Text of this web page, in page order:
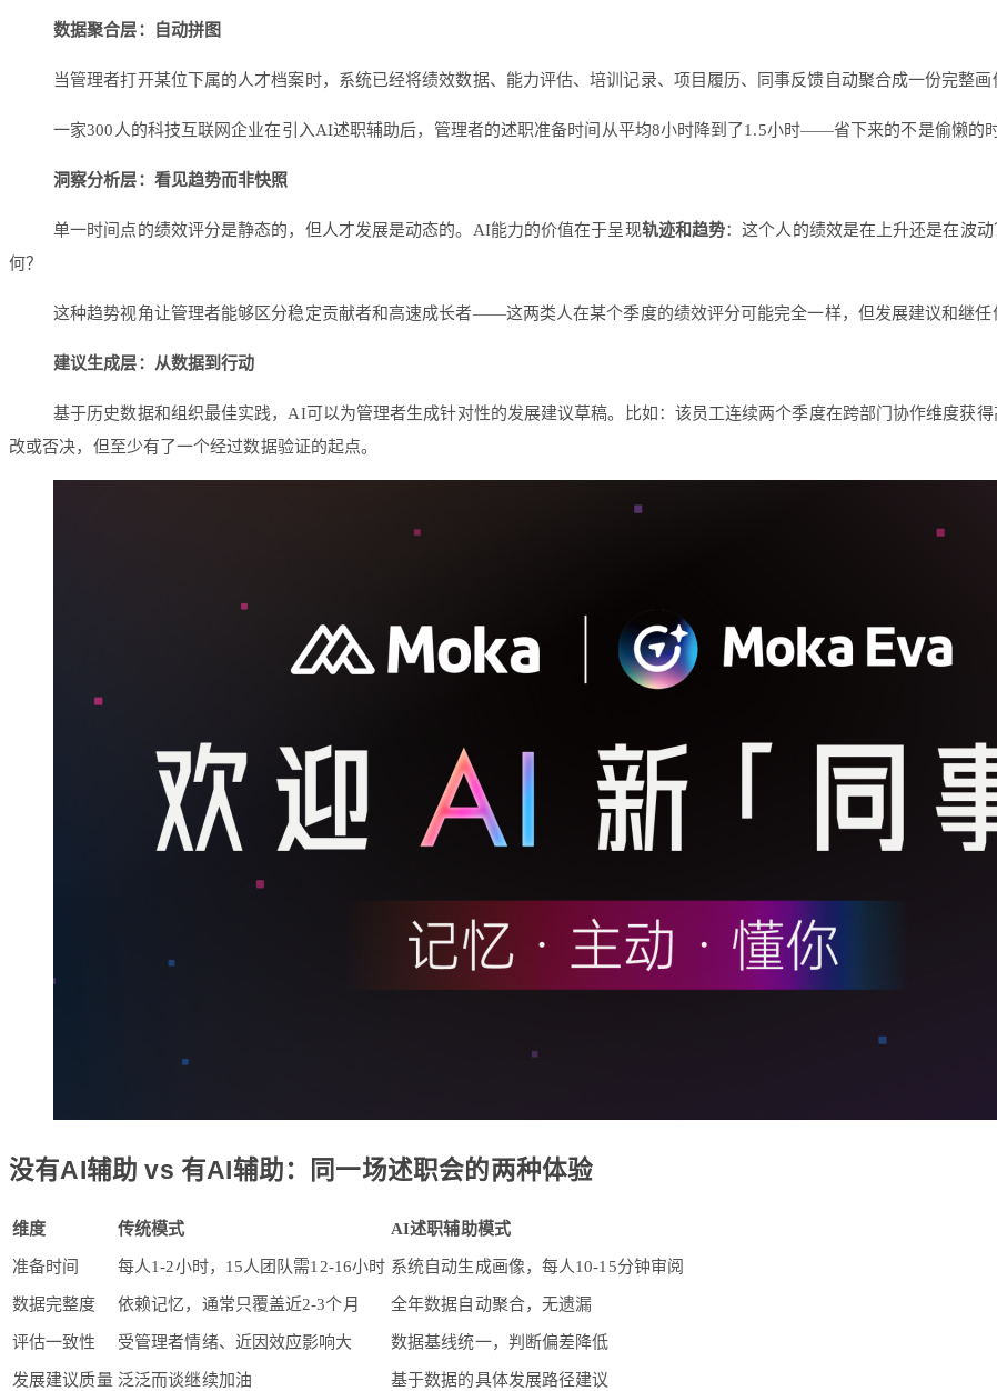
数据聚合层：自动拼图
当管理者打开某位下属的人才档案时，系统已经将绩效数据、能力评估、培训记录、项目履历、同事反馈自动聚合成一份完整
一家300人的科技互联网企业在引入AI述职辅助后，管理者的述职准备时间从平均8小时降到了1.5小时——省下来的不是偷懒的
洞察分析层：看见趋势而非快照
单一时间点的绩效评分是静态的，但人才发展是动态的。AI能力的价值在于呈现轨迹和趋势：这个人的绩效是在上升还是在波
何？
这种趋势视角让管理者能够区分稳定贡献者和高速成长者——这两类人在某个季度的绩效评分可能完全一样，但发展建议和继任
建议生成层：从数据到行动
基于历史数据和组织最佳实践，AI可以为管理者生成针对性的发展建议草稿。比如：该员工连续两个季度在跨部门协作维度
改或否决，但至少有了一个经过数据验证的起点。
没有AI辅助 vs 有AI辅助：同一场述职会的两种体验
维度 传统模式 AI述职辅助模式
准备时间 每人1-2小时，15人团队需12-16小时 系统自动生成画像，每人10-15分钟审阅
数据完整度 依赖记忆，通常只覆盖近2-3个月 全年数据自动聚合，无遗漏
评估一致性 受管理者情绪、近因效应影响大 数据基线统一，判断偏差降低
发展建议质量 泛泛而谈继续加油 基于数据的具体发展路径建议